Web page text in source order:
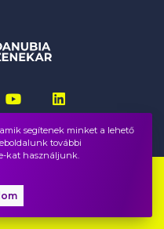
segítenek minket a lehető
további
kat használjunk.